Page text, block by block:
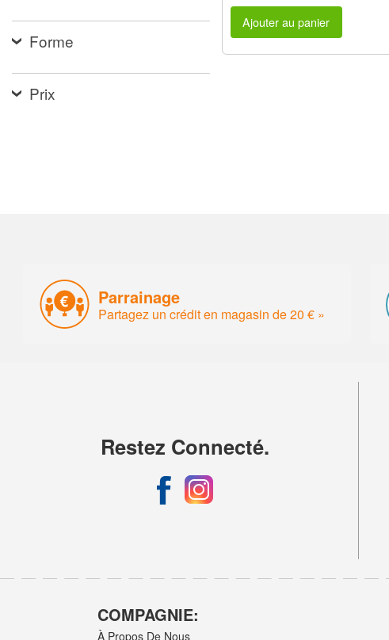
Forme
Prix
Ajouter au panier
Parrainage
Partagez un crédit en magasin de 20 € »
Restez Connecté.
COMPAGNIE:
À Propos De Nous